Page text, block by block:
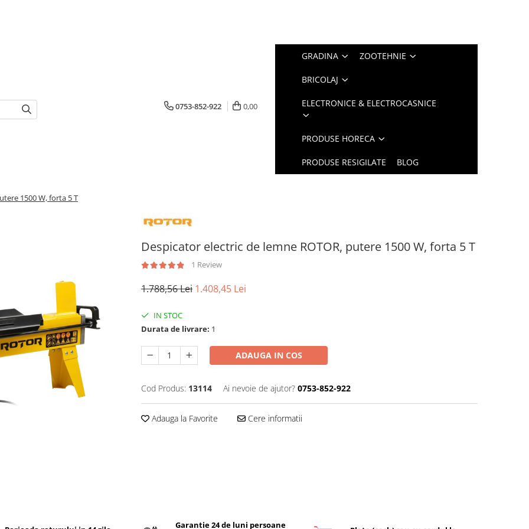
0753-852-922 0,00
GRADINA ZOOTEHNIE
BRICOLAJ
ELECTRONICE & ELECTROCASNICE
PRODUSE HORECA
PRODUSE RESIGILATE BLOG
1500 W, forta 5 T
Despicator electric de lemne ROTOR, putere 1500 W, forta 5 T
1 Review
1.788,56 Lei 1.408,45 Lei
IN STOC
Durata de livrare: 1
ADAUGA IN COS
Cod Produs: 13114 Ai nevoie de ajutor? 0753-852-922
Adauga la Favorite Cere informatii
Garantie 24 de luni persoane